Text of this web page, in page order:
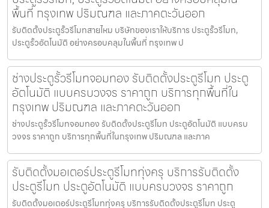
พื้นที่ กรุงเทพ ปริมณฑล และภาคตะวันออก
รับติดตั้งประตูรั้วรีโมทสายไหม บริษัทของเราให้บริการ ประตูรั้วรีโมท,
ประตูรั้วอัตโนมัติ อย่างครอบคลุมในพื้นที่ กรุงเทพ ป
ช่างประตูรั้วรีโมทจอมทอง รับติดตั้งประตูรีโมท ประตู
อัตโนมัติ แบบครบวงจร ราคาถูก บริการทุกพื้นที่ใน
กรุงเทพ ปริมณฑล และภาคตะวันออก
ช่างประตูรั้วรีโมทจอมทอง รับติดตั้งประตูรีโมท ประตูอัตโนมัติ แบบครบ
วงจร ราคาถูก บริการทุกพื้นที่ในกรุงเทพ ปริมณฑล และภาค
รับติดตั้งมอเตอร์ประตูรีโมททุ่งครุ บริการรับติดตั้ง
ประตูรีโมท ประตูอัตโนมัติ แบบครบวงจร ราคาถูก
รับติดตั้งมอเตอร์ประตูรีโมททุ่งครุ บริการรับติดตั้งประตูรีโมท ประตู